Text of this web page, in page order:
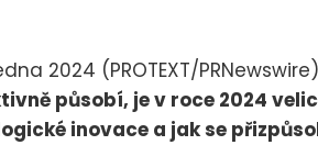
2024 (PROTEXT/
působí, je v roce 2024
inovace a jak se